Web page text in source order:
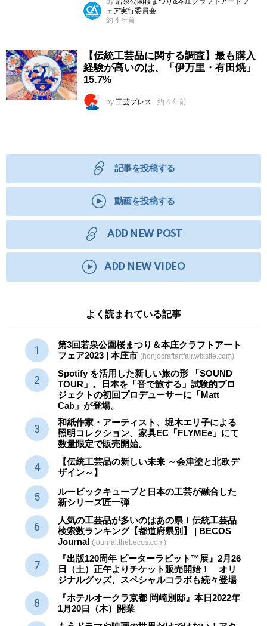
ェア実行委員会
約 4 年前
【伝統工芸品に関する調査】最も購入
経験が高いのは、「伊万里・有田焼」
15.7%
by 工芸プレス 約 4 年前
記事を投稿する
動画を投稿する
ADD NEW POST
ADD NEW VIDEO
よく読まれている記事
第3回若泉公園桜まつり＆本庄クラフトアート
フェア2023 | 本庄市 (honjocraftartfair.wixsite.com)
Spotify を活用した新しい旅の形 「SOUND
TOUR」。日本を「音で旅する」試験的プロ
ジェクトの初回プロデューサーに「Matt
Cab」が登場。
和紙作家・アーティスト、堀木エリ子による
照明コレクション、家具EC「FLYMEe」にて
数量限定で販売開始。
【伝統工芸品の新しい未来 ～会津塗と北欧デ
ザイン～】
ルービックキューブと日本の工芸が融合した
新シリーズ匠一弾
人気の工芸品が多いのはあの県！伝統工芸品
検索数ランキング【都道府県別】 | BECOS
Journal (journal.thebecos.com)
『出版120周年 ピーターラビット™展』2月26
日（土）正午よりチケット販売開始！ オリ
ジナルグッズ、スペシャルコラボも続々登場
『ホテルオークラ京都 岡崎別邸』本日2022年
1月20日（木）開業